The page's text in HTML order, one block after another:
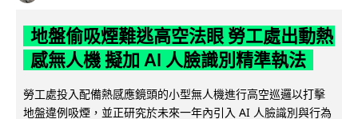
地盤偷吸煙難逃高空法眼 勞工處出動熱
感無人機 擬加 AI 人臉識別精準執法
勞工處投入配備熱感應鏡頭的小型無人機進行高空巡邏以打擊
地盤違例吸煙，並正研究於未來一年內引入 AI 人臉識別與行為